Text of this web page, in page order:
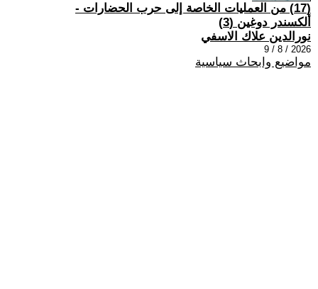
(17) من العمليات الخاصة إلى حرب الحضارات -
ألكسندر دوغين (3)
نورالدين علاك الاسفي
2026 / 8 / 9
مواضيع وابحاث سياسية